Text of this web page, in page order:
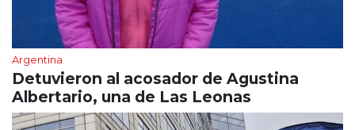
Argentina
Detuvieron al acosador de Agustina
Albertario, una de Las Leonas